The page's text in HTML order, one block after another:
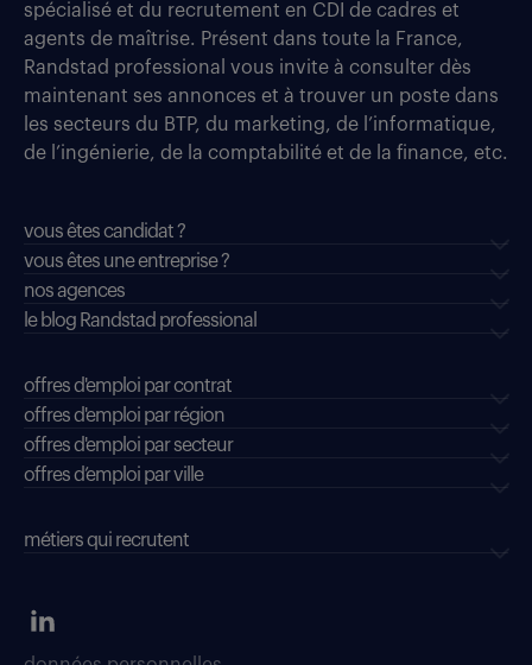
spécialisé et du recrutement en CDI de cadres et
agents de maîtrise. Présent dans toute la France,
Randstad professional vous invite à consulter dès
maintenant ses annonces et à trouver un poste dans
les secteurs du BTP, du marketing, de l’informatique,
de l’ingénierie, de la comptabilité et de la finance, etc.
vous êtes candidat ?
vous êtes une entreprise ?
nos agences
le blog Randstad professional
offres d'emploi par contrat
offres d'emploi par région
offres d'emploi par secteur
offres d’emploi par ville
métiers qui recrutent